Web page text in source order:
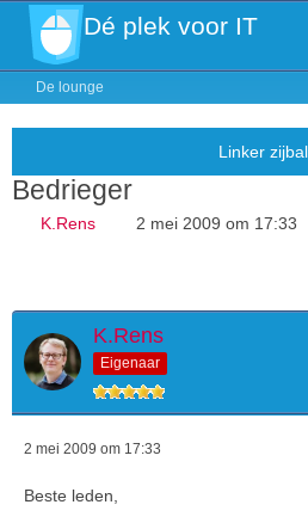
Dé plek voor IT
De lounge
Bedrieger
K.Rens 2 mei 2009 om 17:33
K.Rens
Eigenaar
2 mei 2009 om 17:33
Beste leden,